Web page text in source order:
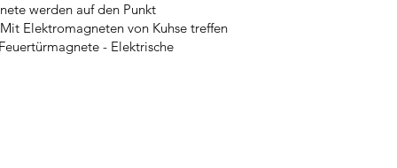
werden auf den Punkt
Elektromagneten von Kuhse treffen
- Elektrische